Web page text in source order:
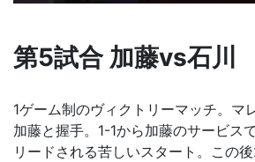
第5試合 加藤vs石川
1ゲーム制のヴィクトリーマッチ。マ
加藤と握手。1-1から加藤のサービス
リードされる苦しいスタート。この